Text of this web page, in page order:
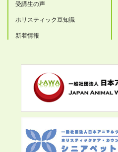
受講生の声
ホリスティック豆知識
新着情報